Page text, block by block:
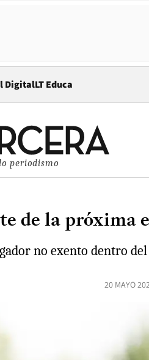
DigitalOpens in new window
LT Educa
periodismo
de la próxima
no exento dentro del
20 MAYO